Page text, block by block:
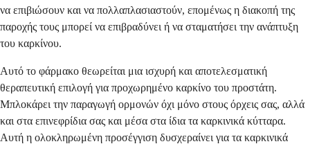
να επιβιώσουν και να πολλαπλασιαστούν, επομένως η διακοπή της
παροχής τους μπορεί να επιβραδύνει ή να σταματήσει την ανάπτυξη
του καρκίνου.
Αυτό το φάρμακο θεωρείται μια ισχυρή και αποτελεσματική
θεραπευτική επιλογή για προχωρημένο καρκίνο του προστάτη.
Μπλοκάρει την παραγωγή ορμονών όχι μόνο στους όρχεις σας, αλλά
και στα επινεφρίδια σας και μέσα στα ίδια τα καρκινικά κύτταρα.
Αυτή η ολοκληρωμένη προσέγγιση δυσχεραίνει για τα καρκινικά